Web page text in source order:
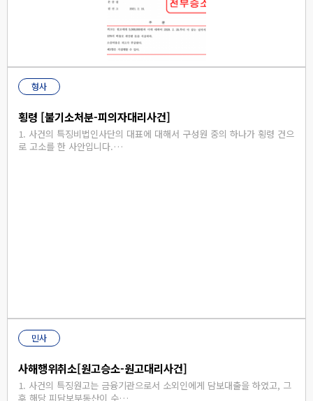
형사
횡령 [불기소처분-피의자대리사건]
1. 사건의 특징비법인사단의 대표에 대해서 구성원 중의 하나가 횡령 건으
로 고소를 한 사안입니다.…
민사
사해행위취소[원고승소-원고대리사건]
1. 사건의 특징원고는 금융기관으로서 소외인에게 담보대출을 하였고, 그
후 해당 피담보부동산이 수…